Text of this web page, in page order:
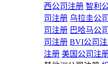
西公司注册 智利
司注册 乌拉圭公
司注册 巴哈马公
司注册 BVI公司
注册 美国公司注